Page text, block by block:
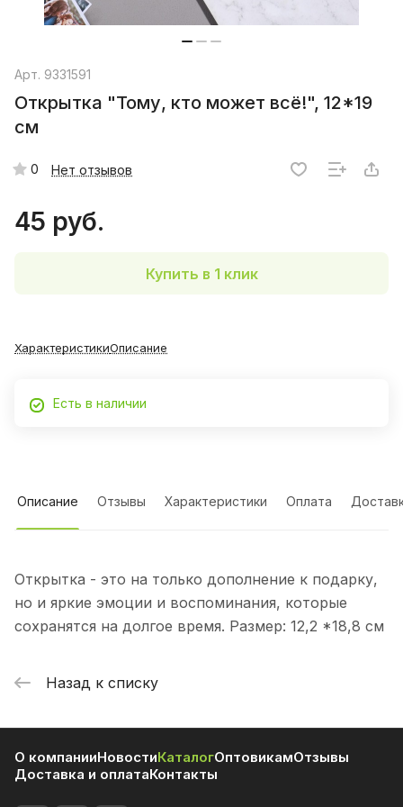
Арт. 9331591
Открытка "Тому, кто может всё!", 12*19
см
0 Нет отзывов
45 руб.
Купить в 1 клик
ХарактеристикиОписание
Есть в наличии
Описание Отзывы Характеристики Оплата
Открытка - это на только дополнение к подарку,
но и яркие эмоции и воспоминания, которые
сохранятся на долгое время. Размер: 12,2 *18,8 см
Назад к списку
О компанииНовостиКаталогОптовикамОтзывы
Доставка и оплатаКонтакты